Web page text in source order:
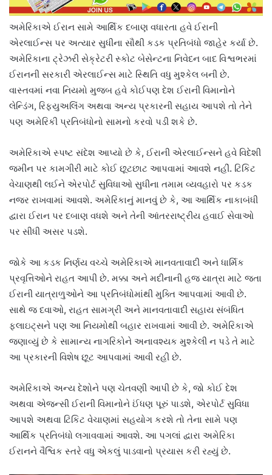
અમેરિકાએ ઈરાન સામે આર્થિક દબાણ વધારતા હવે ઈરાની
એરલાઈન્સ પર અત્યાર સુધીના સૌથી કડક પ્રતિબંધો જાહેર કર્યા છે.
અમેરિકાના ટ્રેઝરી સેક્રેટરી સ્કોટ બેસેન્ટના નિવેદન બાદ વિશ્વભરમાં
ઈરાનની સરકારી એરલાઈન્સ માટે સ્થિતિ વધુ મુશ્કેલ બની છે.
વાસ્તવમાં નવા નિયમો મુજબ હવે કોઈપણ દેશ ઈરાની વિમાનોને
લેન્ડિંગ, રિફ્યુઅલિંગ અથવા અન્ય પ્રકારની સહાય આપશે તો તેને
પણ અમેરિકી પ્રતિબંધોનો સામનો કરવો પડી શકે છે.
અમેરિકાએ સ્પષ્ટ સંદેશ આપ્યો છે કે, ઈરાની એરલાઈન્સને હવે વિદેશી
જમીન પર કામગીરી માટે કોઈ છૂટછાટ આપવામાં આવશે નહીં. ટિકિટ
વેચાણથી લઈને એરપોર્ટ સુવિધાઓ સુધીના તમામ વ્યવહારો પર કડક
નજર રાખવામાં આવશે. અમેરિકાનું માનવું છે કે, આ આર્થિક નાકાબંધી
દ્વારા ઈરાન પર દબાણ વધશે અને તેની આંતરરાષ્ટ્રીય હવાઈ સેવાઓ
પર સીધી અસર પડશે.
જોકે આ કડક નિર્ણય વચ્ચે અમેરિકાએ માનવતાવાદી અને ધાર્મિક
પ્રવૃત્તિઓને રાહત આપી છે. મક્કા અને મદીનાની હજ યાત્રા માટે જતા
ઈરાની યાત્રાળુઓને આ પ્રતિબંધોમાંથી મુક્તિ આપવામાં આવી છે.
સાથે જ દવાઓ, રાહત સામગ્રી અને માનવતાવાદી સહાય સંબંધિત
ફ્લાઇટ્સને પણ આ નિયમોથી બહાર રાખવામાં આવી છે. અમેરિકાએ
જણાવ્યું છે કે સામાન્ય નાગરિકોને અનાવશ્યક મુશ્કેલી ન પડે તે માટે
આ પ્રકારની વિશેષ છૂટ આપવામાં આવી રહી છે.
અમેરિકાએ અન્ય દેશોને પણ ચેતવણી આપી છે કે, જો કોઈ દેશ
અથવા એજન્સી ઈરાની વિમાનોને ઈંધણ પૂરું પાડશે, એરપોર્ટ સુવિધા
આપશે અથવા ટિકિટ વેચાણમાં સહયોગ કરશે તો તેના સામે પણ
આર્થિક પ્રતિબંધો લગાવવામાં આવશે. આ પગલાં દ્વારા અમેરિકા
ઈરાનને વૈશ્વિક સ્તરે વધુ એકલું પાડવાનો પ્રયાસ કરી રહ્યું છે.